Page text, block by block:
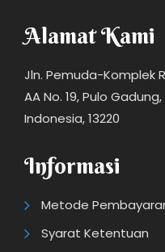
Alamat Kami
Jln. Pemuda-Komplek
AA No. 19, Pulo
Indonesia, 13220
Informasi
Metode
Syarat Ketentuan